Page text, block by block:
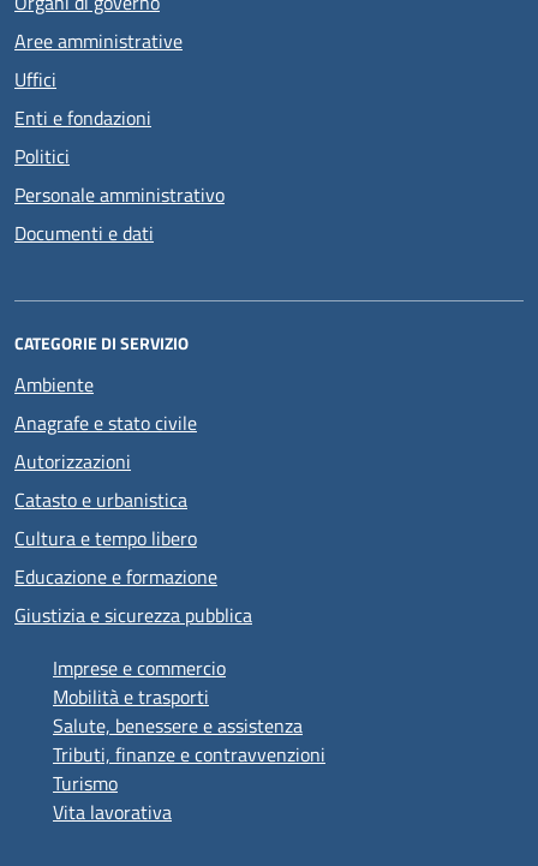
Aree amministrative
Uffici
Enti e fondazioni
Politici
Personale amministrativo
Documenti e dati
CATEGORIE DI SERVIZIO
Ambiente
Anagrafe e stato civile
Autorizzazioni
Catasto e urbanistica
Cultura e tempo libero
Educazione e formazione
Giustizia e sicurezza pubblica
Imprese e commercio
Mobilità e trasporti
Salute, benessere e assistenza
Tributi, finanze e contravvenzioni
Turismo
Vita lavorativa